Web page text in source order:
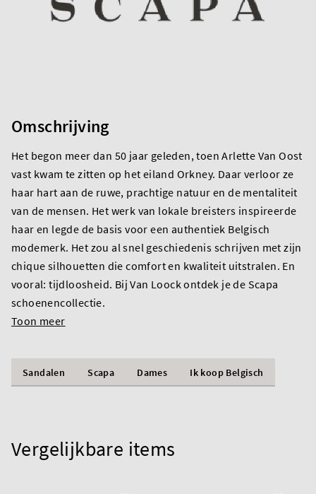
Omschrijving
Het begon meer dan 50 jaar geleden, toen Arlette Van Oost
vast kwam te zitten op het eiland Orkney. Daar verloor ze
haar hart aan de ruwe, prachtige natuur en de mentaliteit
van de mensen. Het werk van lokale breisters inspireerde
haar en legde de basis voor een authentiek Belgisch
modemerk. Het zou al snel geschiedenis schrijven met zijn
chique silhouetten die comfort en kwaliteit uitstralen. En
vooral: tijdloosheid. Bij Van Loock ontdek je de Scapa
schoenencollectie.
Toon meer
Sandalen Scapa Dames Ik koop Belgisch
Vergelijkbare items